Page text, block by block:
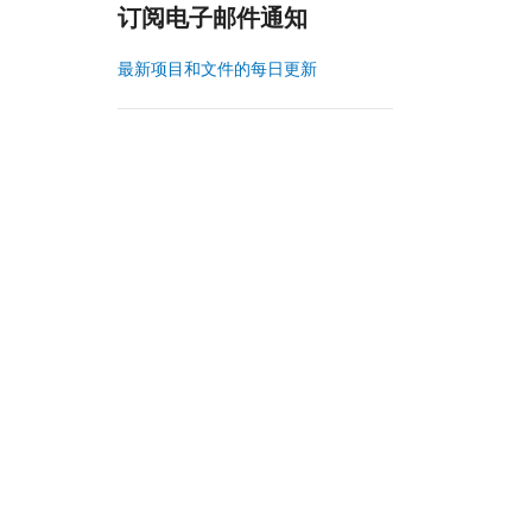
订阅电子邮件通知
最新项目和文件的每日更新